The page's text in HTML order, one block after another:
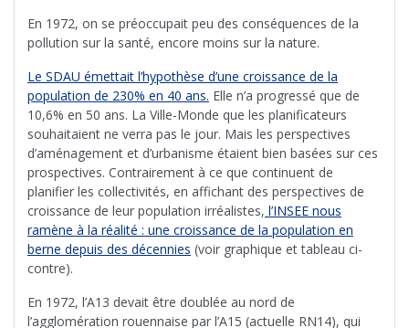
En 1972, on se préoccupait peu des conséquences de la
pollution sur la santé, encore moins sur la nature.
Le SDAU émettait l’hypothèse d’une croissance de la
population de 230% en 40 ans. Elle n’a progressé que de
10,6% en 50 ans. La Ville-Monde que les planificateurs
souhaitaient ne verra pas le jour. Mais les perspectives
d’aménagement et d’urbanisme étaient bien basées sur ces
prospectives. Contrairement à ce que continuent de
planifier les collectivités, en affichant des perspectives de
croissance de leur population irréalistes, l’INSEE nous
ramène à la réalité : une croissance de la population en
berne depuis des décennies (voir graphique et tableau ci-
contre).
En 1972, l’A13 devait être doublée au nord de
l’agglomération rouennaise par l’A15 (actuelle RN14), qui